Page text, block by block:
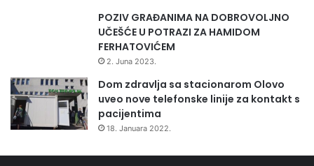
POZIV GRAĐANIMA NA DOBROVOLJNO
UČEŠĆE U POTRAZI ZA HAMIDOM
FERHATOVIĆEM
2. Juna 2023.
Dom zdravlja sa stacionarom Olovo
uveo nove telefonske linije za kontakt s
pacijentima
18. Januara 2022.